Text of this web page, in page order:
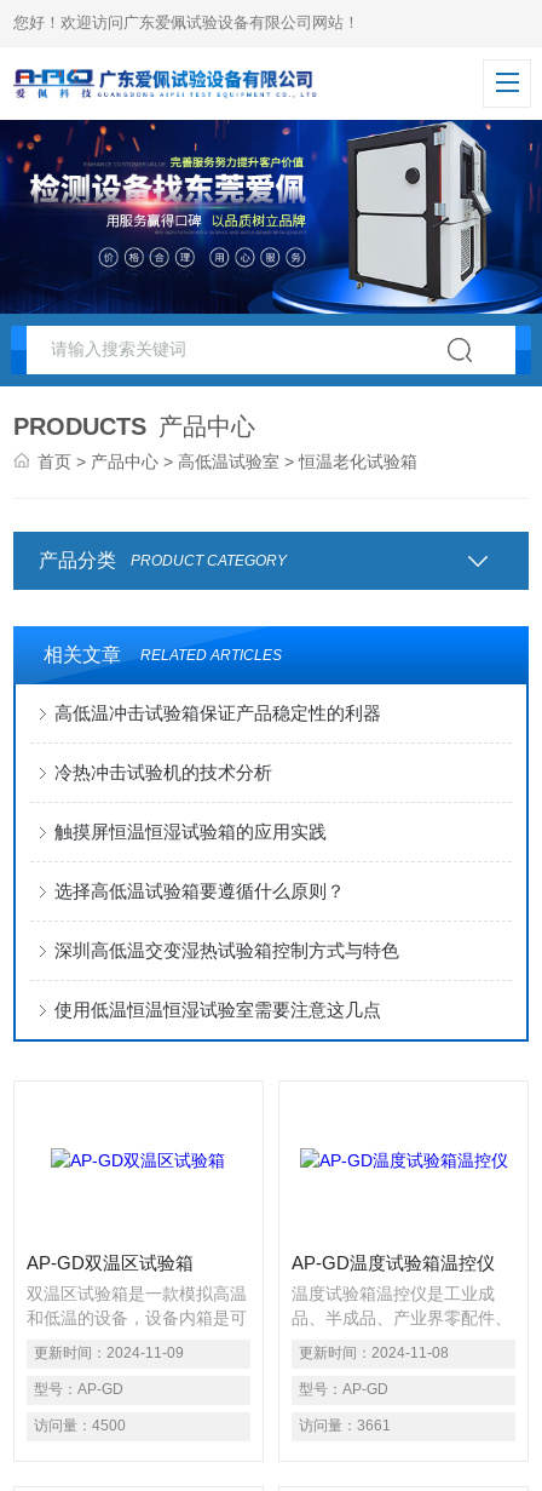
您好！欢迎访问广东爱佩试验设备有限公司网站！
PRODUCTS 产品中心
首页 > 产品中心 >高低温试验室 > 恒温老化试验箱
产品分类 PRODUCT CATEGORY
相关文章 RELATED ARTICLES
高低温冲击试验箱保证产品稳定性的利器
冷热冲击试验机的技术分析
触摸屏恒温恒湿试验箱的应用实践
选择高低温试验箱要遵循什么原则？
深圳高低温交变湿热试验箱控制方式与特色
使用低温恒温恒湿试验室需要注意这几点
AP-GD双温区试验箱
双温区试验箱是一款模拟高温
和低温的设备，设备内箱是可
以进行双温控制的，控制高温
与低温，可长期做高温，低
温，高低温交变，高低温循
环。适用于工业产品、工业材
料、产业界成品或者半成品做
更新时间： 2024-11-09
型号： AP-GD
访问量： 4500
AP-GD温度试验箱温控仪
温度试验箱温控仪是工业成
品、半成品、产业界零配件、
原材料做科学研究实验的基本
设备之一。根据科学研究实验
的目的，尽可能地排除外界环
境不同高低温气候的影响，突
出主要温度并利用高低温实验
更新时间： 2024-11-08
型号： AP-GD
访问量： 3661